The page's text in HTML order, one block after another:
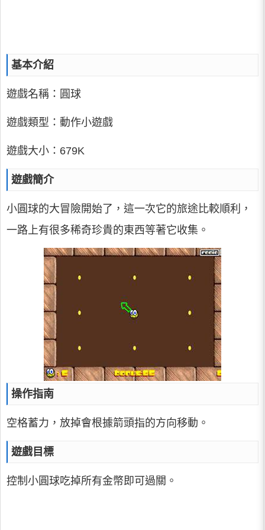
基本介紹
遊戲名稱：圓球
遊戲類型：動作小遊戲
遊戲大小：679K
遊戲簡介
小圓球的大冒險開始了，這一次它的旅途比較順利，
一路上有很多稀奇珍貴的東西等著它收集。
操作指南
空格蓄力，放掉會根據箭頭指的方向移動。
遊戲目標
控制小圓球吃掉所有金幣即可過關。